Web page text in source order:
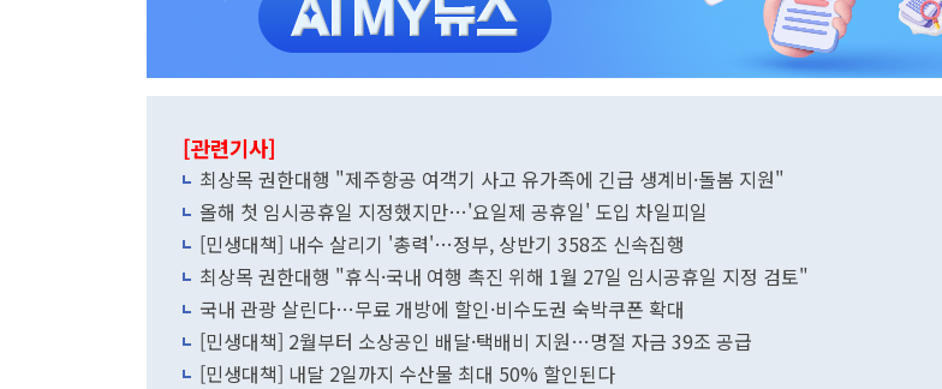
[관련기사]
최상목 권한대행 "제주항공 여객기 사고 유가족에 긴급 생계비·돌봄 지원"
올해 첫 임시공휴일 지정했지만…'요일제 공휴일' 도입 차일피일
[민생대책] 내수 살리기 '총력'…정부, 상반기 358조 신속집행
최상목 권한대행 "휴식·국내 여행 촉진 위해 1월 27일 임시공휴일 지정 검토"
국내 관광 살린다…무료 개방에 할인·비수도권 숙박쿠폰 확대
[민생대책] 2월부터 소상공인 배달·택배비 지원…명절 자금 39조 공급
[민생대책] 내달 2일까지 수산물 최대 50% 할인된다